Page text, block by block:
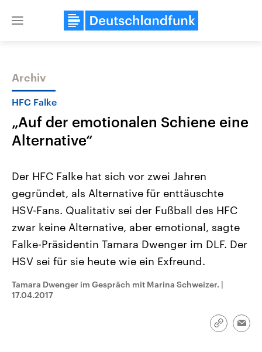
Close
Themen
Landtagswahl Sachsen-Anhalt
2026
Alle Informationen
Sachsen-Anhalt wählt am 6.
September 2026 einen neuen
Landtag. Seit 2021 wird das
Bundesland von einer Koalition aus
Umfragen, Prognosen,
Wahlprogramme, aktuelle Berichte
und Hintergründe zu den Parteien
USA
Aktuelle Beiträge,
Hintergründe
Wirtschaftlich und
gehören die Vereinigten
den mächtigsten Ländern
mit großem Einfluss auf
Sendungen
Archiv
HFC Falke
„Auf der emotionalen Schiene eine
Alternative“
Der HFC Falke hat sich vor zwei Jahren
gegründet, als Alternative für enttäuschte
HSV-Fans. Qualitativ sei der Fußball des HFC
zwar keine Alternative, aber emotional, sagte
Falke-Präsidentin Tamara Dwenger im DLF. Der
HSV sei für sie heute wie ein Exfreund.
Tamara Dwenger im Gespräch mit Marina Schweizer. |
17.04.2017
Link